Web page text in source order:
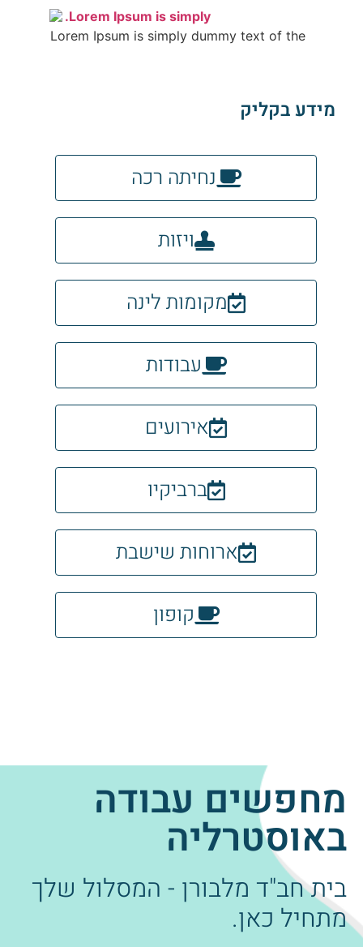
Lorem Ipsum is simply.
Lorem Ipsum is simply dummy text of the
Lorem Ipsum is simply dummy text of the
מידע בקליק
נחיתה רכה
ויזות
מקומות לינה
עבודות
אירועים
ברביקיו
ארוחות שישבת
קופון
מחפשים עבודה
באוסטרליה
בית חב"ד מלבורן - המסלול שלך
מתחיל כאן.